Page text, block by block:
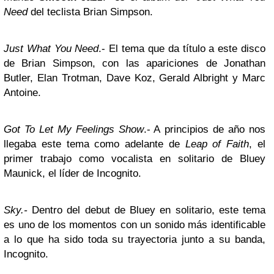
Needdel teclista Brian Simpson.
Just What You Need.- El tema que da título a este disco
de Brian Simpson, con las apariciones de Jonathan
Butler, Elan Trotman, Dave Koz, Gerald Albright y Marc
Antoine.
Got To Let My Feelings Show.- A principios de año nos
llegaba este tema como adelante de Leap of Faith, el
primer trabajo como vocalista en solitario de Bluey
Maunick, el líder de Incognito.
Sky.- Dentro del debut de Bluey en solitario, este tema
es uno de los momentos con un sonido más identificable
a lo que ha sido toda su trayectoria junto a su banda,
Incognito.